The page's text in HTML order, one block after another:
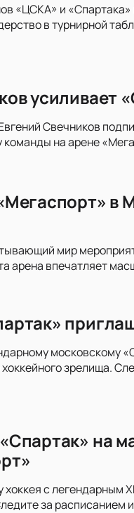
«ЦСКА» и
в турнирной
усиливает
Свечников
на арене
в
мир
арена впечатляет
московскому
зрелища.
на
хоккея с
за расписанием